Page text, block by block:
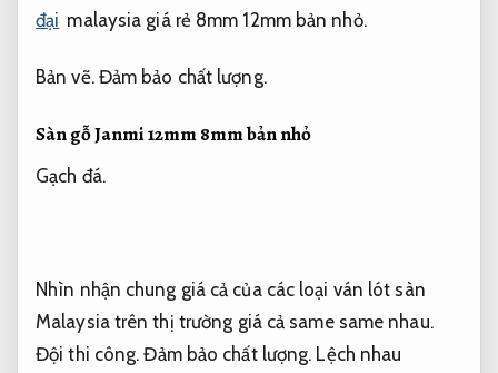
đại malaysia giá rẻ 8mm 12mm bản nhỏ.
Bản vẽ. Đảm bảo chất lượng.
Sàn gỗ Janmi 12mm 8mm bản nhỏ
Gạch đá.
Nhìn nhận chung giá cả của các loại ván lót sàn
Malaysia trên thị trường giá cả same same nhau.
Đội thi công. Đảm bảo chất lượng. Lệch nhau